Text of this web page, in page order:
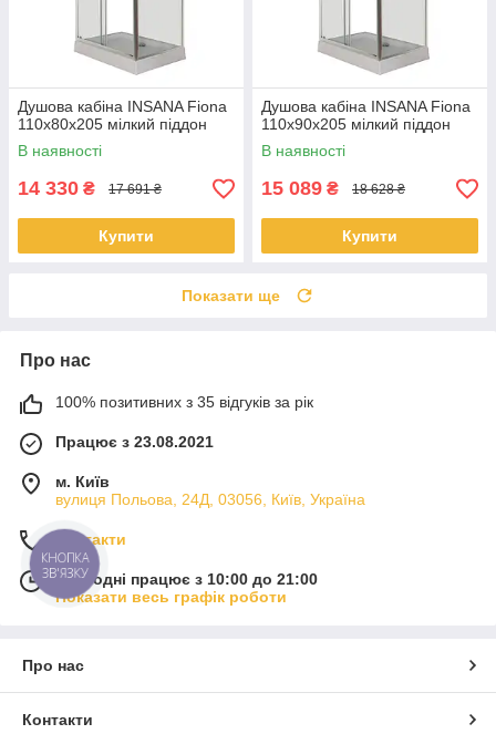
Душова кабіна INSANA Fiona
110x80x205 мілкий піддон
В наявності
14 330 ₴ 17 691 ₴
Купити
Душова кабіна INSANA Fiona
110x90x205 мілкий піддон
В наявності
15 089 ₴ 18 628 ₴
Купити
Показати ще
Про нас
100% позитивних з 35 відгуків за рік
Працює з 23.08.2021
м. Київ
вулиця Польова, 24Д, 03056, Київ, Україна
Контакти
Сьогодні працює з 10:00 до 21:00
Показати весь графік роботи
Про нас
Контакти
КНОПКА
ЗВ'ЯЗКУ